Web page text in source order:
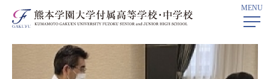
MENU
ホーム>深学科プログラム > 中学